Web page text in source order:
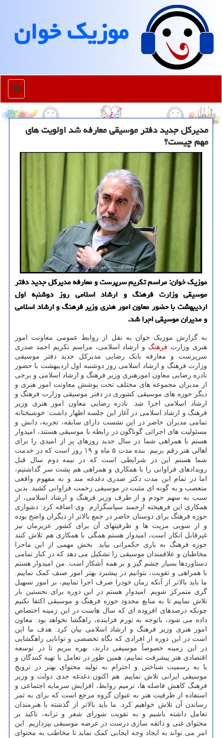
موزیك خوان
منو
مدیرکل جدید دفتر موسیقی معارفه شد اولویت های
مهم چیست؟
موزیک خوان: مراسم تکریم سرپرست و معارفه مدیرکل جدید دفتر
موسیقی وزارت فرهنگ و ارشاد اسلامی روز دوشنبه اول
اردیبهشت با حضور معاون امور هنری وزیر فرهنگ و ارشاد اسلامی
و مدیران موسیقی اجرا شد.
به گزارش موزیک خوان به نقل از روابط عمومی معاونت امور
هنری وزارت فرهنگ و ارشاد اسلامی، مراسم تکریم احمد صدری
سرپرست و معارفه بابک رضایی مدیرکل جدید دفتر موسیقی
وزارت فرهنگ و ارشاد اسلامی روز دوشنبه اول اردیبهشت با حضور
نادره رضایی معاون امورهنری وزیر فرهنگ و ارشاد اسلامی و برخی
از مدیران مجموعه های مختلف تحت پوشش معاونت امور هنری و
دیگر حوزه های موسیقی کشوری در دفتر موسیقی وزارت فرهنگ و
ارشاد اسلامی اجرا شد. نادره رضایی معاون امور هنری وزیر
فرهنگ و ارشاد اسلامی در آغاز این جلسه اظهار داشت: خوشبختانه
تمامی مدیران حاضر در این نشست دارای سابقه، تجربه، دانش و
مسئولیت های اجرائی گوناگون در رابطه با موسیقی هستند، امیدوار
هستم با همراهی شما در سال جدید روزهای پر از امیدی را برای
اهالی هنر رقم بزنیم. بنده مدت ۵ ماه و ۱۹ روز است که در خدمت
شما هستم این در شرایطی است که در نیمه دوم سال قبل
رویدادهای فراوانی را با همکاری و همراهی هم پشت سر گذاشتیم،
اما در تمام این مدت دکتر صدری دغدغه مند و به مفهوم واقعی
متعصب و به گونه ای مثبت در موسیقی زحمت فراوانی کشید. بدین
سبب به سهم خودم و از طرف وزیر فرهنگ و ارشاد اسلامی، از
همکاری این فرهیخته ارجمند سپاسگزارم. وی اضافه کرد: دشواری
حوزه فرهنگ برای دوستان حاضر در جمع بالاتر از دیگران واضح بوده
و از سویی مزیت ها و ظرفیتهای آن برای کشور عزیزمان نیز
غیرقابل انکار است، امیدوار هستم همگی با همکاری هم تلاش کنند
حوزه فرهنگ به یاری حکمرانی بیاید. بخش مهمی از این ماجرا
مخاطبان و علاقمندان موسیقی را تشکیل می دهد که در کنار تمامی
دستاوردها بسیار چشم گیر و بر همه آشکار است. من امیدوار هستم
با همراهی و تقویت، بتوانیم در پیشبرد بهتر امور صنف کمک نماییم.
ما باید بالاتر از آنکه زمان خودرا صرف اجرا نماییم، بر امور تسهیل
گری متمرکز شویم. امیدوار هستم در این دوره برای نخستین بار
تلاش نماییم تا به منابع محدود حوزه فرهنگ و موسیقی اکتفا نکنیم
چونکه درصدهای افزوده ای که سال هاست در این زمینه اختصاص
داده می شود، باتوجه به تورم فزاینده، راهگشا نخواهد بود. معاون
امور هنری وزیر فرهنگ و ارشاد اسلامی بیان کرد: هدف ما این
است در این دوره از افرادی که نگاه تخصصی و توانایی راهگشایی
در این زمینه خصوصاً موسیقی دارند، بهره ببریم تا در توسعه
اقتصادی هنر پیشرفت نماییم، همین طور در تعامل با تهیه کنندگان و
با به رسمیت شناختن و احترام به تولید محتوای بهتر در ترویج
موسیقی ایرانی تلاش نماییم. هم اکنون دغدغه جدی دولت و وزیر
فرهنگ کاهش فاصله ها، ترمیم روابط، افزایش سرمایه اجتماعی و
استفاده از ظرفیت هنر به عنوان گروه مرجع است که برای به ثمر
رساندن آن تلاش خواهیم کرد. ما باید بالاتر از گذشته با هنرمندان
تعامل داشته باشیم و به تقویت شورای شعر و ترانه، تاکید بر
محتوای غنی و ذائقه سازی درست در عرصه موسیقی بپردازیم. این
امر می تواند به ایجاد وجه ایجابی کمک نماید تا مخاطب به محتوای